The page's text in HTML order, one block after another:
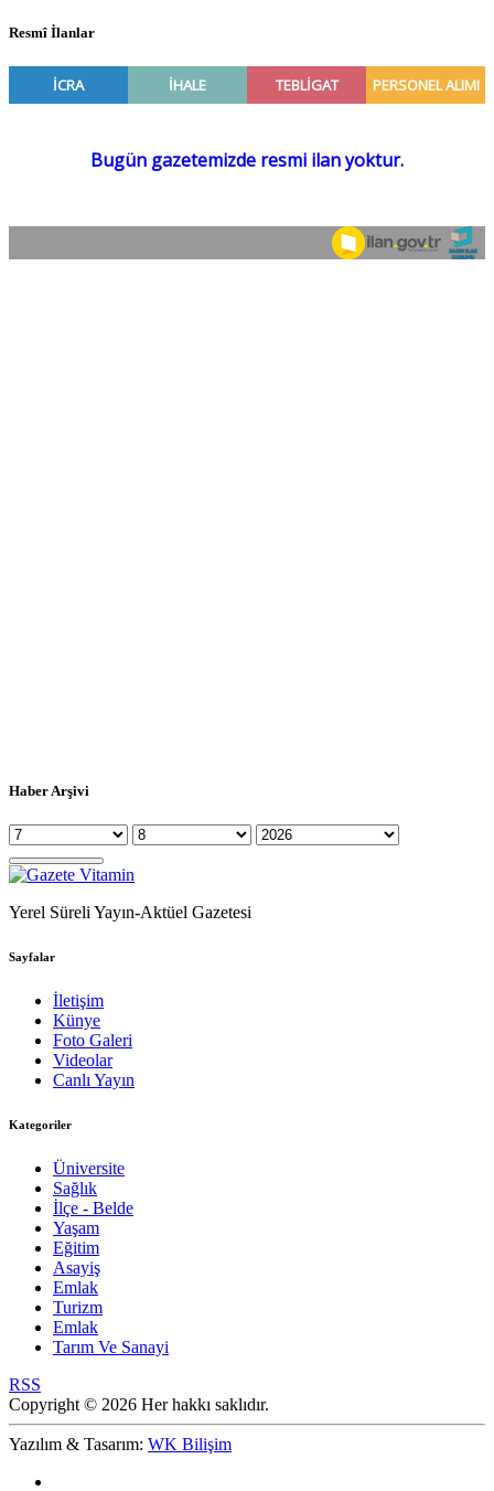
Resmî İlanlar
Haber Arşivi
Yerel Süreli Yayın-Aktüel Gazetesi
Sayfalar
İletişim
Künye
Foto Galeri
Videolar
Canlı Yayın
Kategoriler
Üniversite
Sağlık
İlçe - Belde
Yaşam
Eğitim
Asayiş
Emlak
Turizm
Emlak
Tarım Ve Sanayi
RSS
Copyright © 2026 Her hakkı saklıdır.
Yazılım & Tasarım: WK Bilişim